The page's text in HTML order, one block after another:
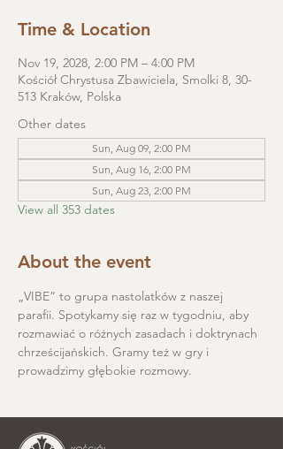
Time & Location
Nov 19, 2028, 2:00 PM – 4:00 PM
Kościół Chrystusa Zbawiciela, Smolki 8, 30-
513 Kraków, Polska
Other dates
Sun, Aug 09, 2:00 PM
Sun, Aug 16, 2:00 PM
Sun, Aug 23, 2:00 PM
View all 353 dates
About the event
„VIBE” to grupa nastolatków z naszej
parafii. Spotykamy się raz w tygodniu, aby
rozmawiać o różnych zasadach i doktrynach
chrześcijańskich. Gramy też w gry i
prowadzimy głębokie rozmowy.